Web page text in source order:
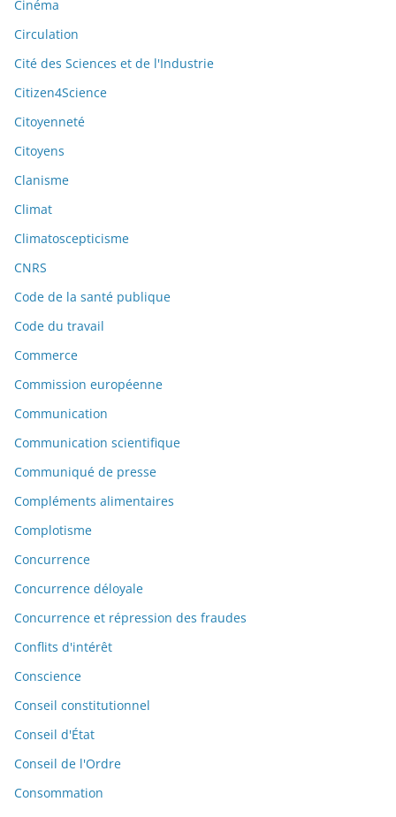
Cinéma
Circulation
Cité des Sciences et de l'Industrie
Citizen4Science
Citoyenneté
Citoyens
Clanisme
Climat
Climatoscepticisme
CNRS
Code de la santé publique
Code du travail
Commerce
Commission européenne
Communication
Communication scientifique
Communiqué de presse
Compléments alimentaires
Complotisme
Concurrence
Concurrence déloyale
Concurrence et répression des fraudes
Conflits d'intérêt
Conscience
Conseil constitutionnel
Conseil d'État
Conseil de l'Ordre
Consommation